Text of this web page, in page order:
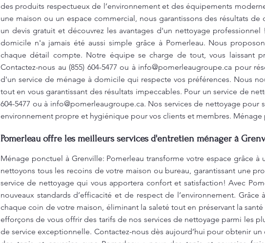
des produits respectueux de l’environnement et des équipements
une maison ou un espace commercial, nous garantissons des résultats
un devis gratuit et découvrez les avantages d'un nettoyage
domicile n'a jamais été aussi simple grâce à Pomerleau. Nous
chaque détail compte. Notre équipe se charge de tout, vous laissant
Contactez-nous au (855) 604-5477 ou à info@pomerleaugroupe.ca pour
d'un service de ménage à domicile qui respecte vos préférences. Nous
tout en vous garantissant des résultats impeccables. Pour un service de
604-5477 ou à info@pomerleaugroupe.ca. Nos services de nettoyage pour
environnement propre et hygiénique pour vos clients et membres. Ménage
Pomerleau offre les meilleurs services d'entretien ménager à
Ménage ponctuel à Grenville: Pomerleau transforme votre espace grâce
nettoyons tous les recoins de votre maison ou bureau, garantissant une
service de nettoyage qui vous apportera confort et satisfaction! Avec
nouveaux standards d’efficacité et de respect de l’environnement.
chaque coin de votre maison, éliminant la saleté tout en préservant la
efforçons de vous offrir des tarifs de nos services de nettoyage parmi les
de service exceptionnelle. Contactez-nous dès aujourd’hui pour obtenir